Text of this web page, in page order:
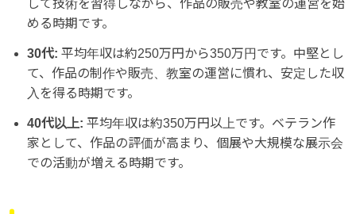
して技術を習得しながら、作品の販売や教室の運営を始
める時期です。
30代: 平均年収は約250万円から350万円です。中堅とし
て、作品の制作や販売、教室の運営に慣れ、安定した収
入を得る時期です。
40代以上: 平均年収は約350万円以上です。ベテラン作
家として、作品の評価が高まり、個展や大規模な展示会
での活動が増える時期です。